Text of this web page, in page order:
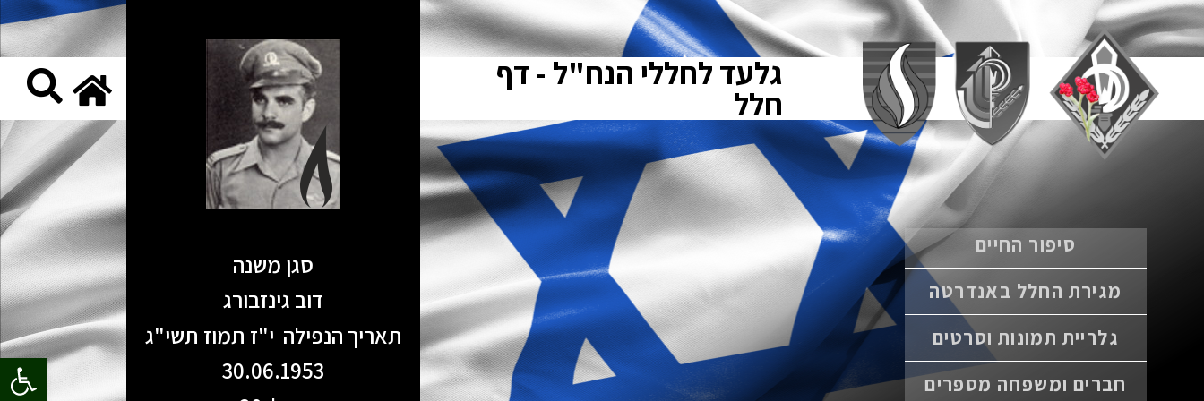
פתח
גלעד לחללי הנח"ל - דף
חלל
סיפור החיים
מגירת החלל באנדרטה
גלריית תמונות וסרטים
חברים ומשפחה מספרים
סגן משנה
דוב גינזבורג
תאריך הנפילה י"ז תמוז תשי"ג
30.06.1953